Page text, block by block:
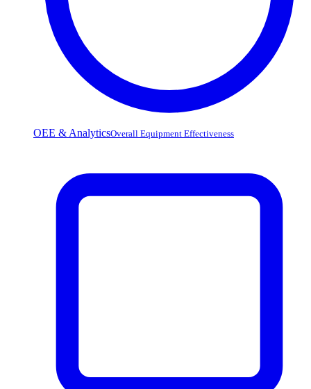
OEE & AnalyticsOverall Equipment Effectiveness